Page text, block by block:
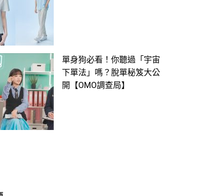
單身狗必看！你聽過「宇宙
下單法」嗎？脫單秘笈大公
開【OMO調查局】